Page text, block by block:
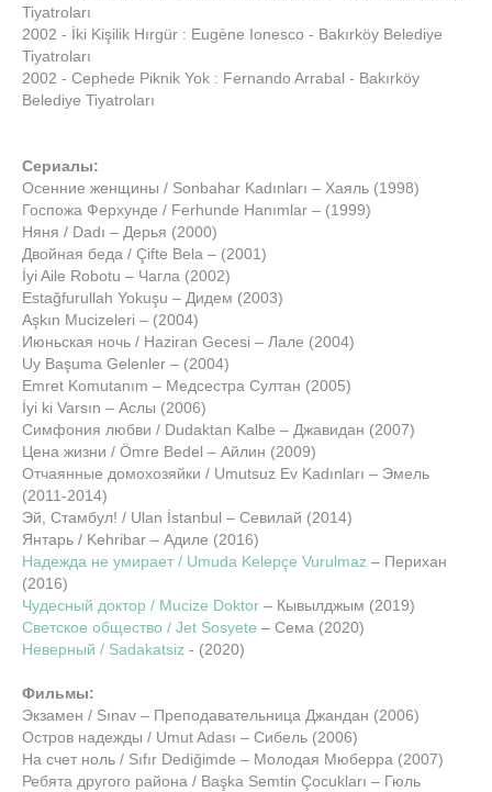
Tiyatroları
2002 - İki Kişilik Hırgür : Eugène Ionesco - Bakırköy Belediye
Tiyatroları
2002 - Cephede Piknik Yok : Fernando Arrabal - Bakırköy
Belediye Tiyatroları
Сериалы:
Осенние женщины / Sonbahar Kadınları – Хаяль (1998)
Госпожа Ферхунде / Ferhunde Hanımlar – (1999)
Няня / Dadı – Дерья (2000)
Двойная беда / Çifte Bela – (2001)
İyi Aile Robotu – Чагла (2002)
Estağfurullah Yokuşu – Дидем (2003)
Aşkın Mucizeleri – (2004)
Июньская ночь / Haziran Gecesi – Лале (2004)
Uy Başuma Gelenler – (2004)
Emret Komutanım – Медсестра Султан (2005)
İyi ki Varsın – Аслы (2006)
Симфония любви / Dudaktan Kalbe – Джавидан (2007)
Цена жизни / Ömre Bedel – Айлин (2009)
Отчаянные домохозяйки / Umutsuz Ev Kadınları – Эмель
(2011-2014)
Эй, Стамбул! / Ulan İstanbul – Севилай (2014)
Янтарь / Kehribar – Адиле (2016)
Надежда не умирает / Umuda Kelepçe Vurulmaz – Перихан
(2016)
Чудесный доктор / Mucize Doktor – Кывылджым (2019)
Светское общество / Jet Sosyete – Сема (2020)
Неверный / Sadakatsiz - (2020)
Фильмы:
Экзамен / Sınav – Преподавательница Джандан (2006)
Остров надежды / Umut Adası – Сибель (2006)
На счет ноль / Sıfır Dediğimde – Молодая Мюберра (2007)
Ребята другого района / Başka Semtin Çocukları – Гюль